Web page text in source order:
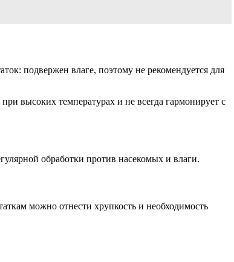
подвержен влаге, поэтому не рекомендуется для
высоких температурах и не всегда гармонирует с
обработки против насекомых и влаги.
можно отнести хрупкость и необходимость